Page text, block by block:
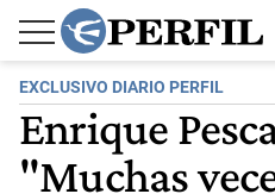
EXCLUSIVO DIARIO PERFIL
Enrique
"Muchas